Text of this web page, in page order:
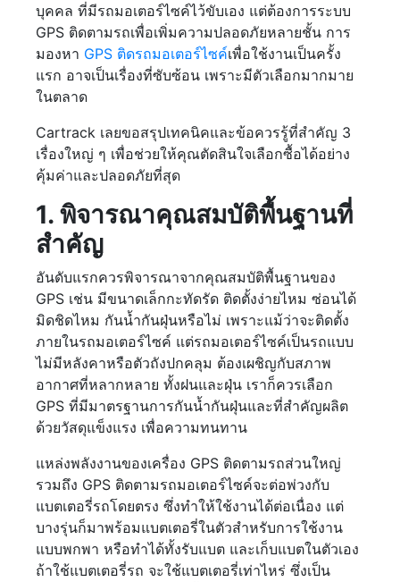
บุคคล ที่มีรถมอเตอร์ไซค์ไว้ขับเอง แต่ต้องการระบบ
GPS ติดตามรถเพื่อเพิ่มความปลอดภัยหลายชั้น การ
มองหา GPS ติดรถมอเตอร์ไซค์เพื่อใช้งานเป็นครั้ง
แรก อาจเป็นเรื่องที่ซับซ้อน เพราะมีตัวเลือกมากมาย
ในตลาด
Cartrack เลยขอสรุปเทคนิคและข้อควรรู้ที่สำคัญ 3
เรื่องใหญ่ ๆ เพื่อช่วยให้คุณตัดสินใจเลือกซื้อได้อย่าง
คุ้มค่าและปลอดภัยที่สุด
1. พิจารณาคุณสมบัติพื้นฐานที่
สำคัญ
อันดับแรกควรพิจารณาจากคุณสมบัติพื้นฐานของ
GPS เช่น มีขนาดเล็กกะทัดรัด ติดตั้งง่ายไหม ซ่อนได้
มิดชิดไหม กันน้ำกันฝุ่นหรือไม่ เพราะแม้ว่าจะติดตั้ง
ภายในรถมอเตอร์ไซค์ แต่รถมอเตอร์ไซค์เป็นรถแบบ
ไม่มีหลังคาหรือตัวถังปกคลุม ต้องเผชิญกับสภาพ
อากาศที่หลากหลาย ทั้งฝนและฝุ่น เราก็ควรเลือก
GPS ที่มีมาตรฐานการกันน้ำกันฝุ่นและที่สำคัญผลิต
ด้วยวัสดุแข็งแรง เพื่อความทนทาน
แหล่งพลังงานของเครื่อง GPS ติดตามรถส่วนใหญ่
รวมถึง GPS ติดตามรถมอเตอร์ไซค์จะต่อพ่วงกับ
แบตเตอรี่รถโดยตรง ซึ่งทำให้ใช้งานได้ต่อเนื่อง แต่
บางรุ่นก็มาพร้อมแบตเตอรี่ในตัวสำหรับการใช้งาน
แบบพกพา หรือทำได้ทั้งรับแบต และเก็บแบตในตัวเอง
ถ้าใช้แบตเตอรี่รถ จะใช้แบตเตอรี่เท่าไหร่ ซึ่งเป็น